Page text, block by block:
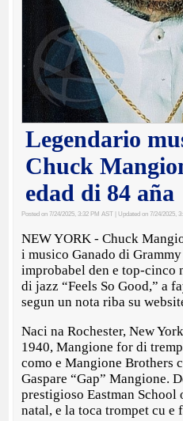
Legendario
Chuck
edad di 84 aña
Posted on 7/24/2025, 3:32 PM AST | Updated on 7/24/2025,
NEW YORK - Chuck
i musico Ganado di
improbabel den e top-cinco
di jazz “Feels So Good,” a
segun un nota riba su
Naci na Rochester, New
1940, Mangione for di
como e Mangione Brothers
Gaspare “Gap” Mangione.
prestigioso Eastman
natal, e la toca trompet cu e